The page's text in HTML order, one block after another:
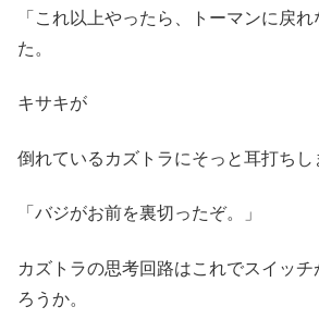
「これ以上やったら、トーマンに戻
た。
キサキが
倒れているカズトラにそっと耳打ちし
「バジがお前を裏切ったぞ。」
カズトラの思考回路はこれでスイッ
ろうか。